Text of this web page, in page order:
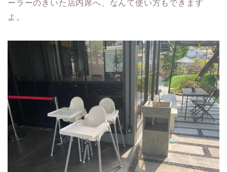
ーラーのきいた店内席へ、なんて使い方もできます
よ。